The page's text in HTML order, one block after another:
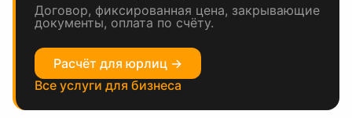
Договор, фиксированная цена, закрывающие
документы, оплата по счёту.
Расчёт для юрлиц →
Все услуги для бизнеса